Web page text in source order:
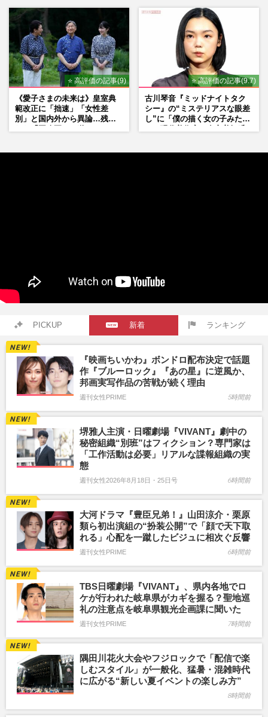
⭐ 高評価の記事(9)
《愛子さまの未来は》皇室典
範改正に「拙速」「女性差
別」と国内外から異論…残さ
⭐ 高評価の記事(9.7)
古川琴音『ミッドナイトタク
シー』の“ミステリアスな眼差
し”に「僕の描く女の子みた
PICKUP 新着 ランキング
『映画ちいかわ』ボンドロ配布決定で話題
作『ブルーロック』『あの星』に逆風か、
邦画実写作品の苦戦が続く理由
週刊女性PRIME 5時間前
堺雅人主演・日曜劇場『VIVANT』劇中の
秘密組織“別班”はフィクション？専門家は
「工作活動は必要」リアルな諜報組織の実
態
週刊女性2026年8月18日・25日号 6時間前
大河ドラマ『豊臣兄弟！』山田涼介・栗原
類ら初出演組の“扮装公開”で「顔で天下取
れる」心配を一蹴したビジュに相次ぐ反響
週刊女性PRIME 6時間前
TBS日曜劇場『VIVANT』、県内各地でロ
ケが行われた岐阜県がカギを握る？聖地巡
礼の注意点を岐阜県観光企画課に聞いた
週刊女性PRIME 7時間前
隅田川花火大会やフジロックで「配信で楽
しむスタイル」が一般化、猛暑・混雑時代
に広がる“新しい夏イベントの楽しみ方”
8時間前